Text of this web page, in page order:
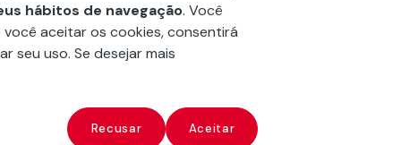
Entre em contato
hábitos de navegação. Você
você aceitar os cookies, consentirá
seu uso. Se desejar mais
Recusar Aceitar